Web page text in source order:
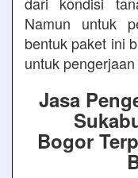
Namun untuk
bentuk paket ini
untuk
Jasa
Bogor